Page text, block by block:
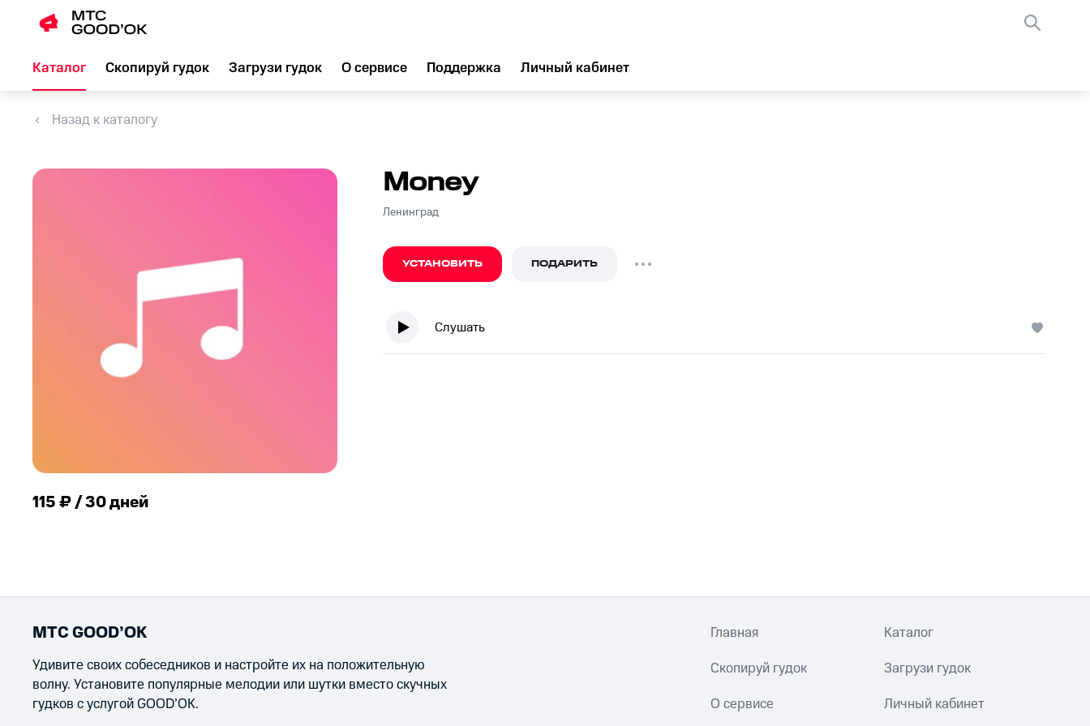
Каталог Скопируй гудок Загрузи гудок О сервисе Поддержка Личный кабинет
Назад к каталогу
115 ₽ / 30 дней
Money
Ленинград
УСТАНОВИТЬ ПОДАРИТЬ
Слушать
МТС GOOD’OK
Удивите своих собеседников и настройте их на положительную
волну. Установите популярные мелодии или шутки вместо скучных
гудков с услугой GOOD’OK.
Главная Каталог
Скопируй гудок Загрузи гудок
О сервисе Личный кабинет